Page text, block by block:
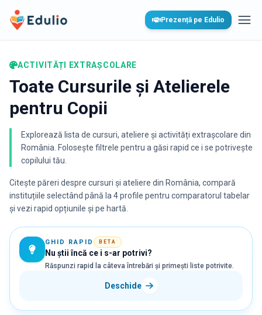
Edulio Prezență pe Edulio
ACTIVITĂȚI EXTRAȘCOLARE
Toate Cursurile și Atelierele
pentru Copii
Explorează lista de cursuri, ateliere și activități extrașcolare din
România. Folosește filtrele pentru a găsi rapid ce i se potrivește
copilului tău.
Citește păreri despre cursuri și ateliere din România, compară
instituțiile selectând până la 4 profile pentru comparatorul tabelar
și vezi rapid opțiunile și pe hartă.
GHID RAPID BETA
Nu știi încă ce i s-ar potrivi?
Răspunzi rapid la câteva întrebări și primești liste potrivite.
Deschide